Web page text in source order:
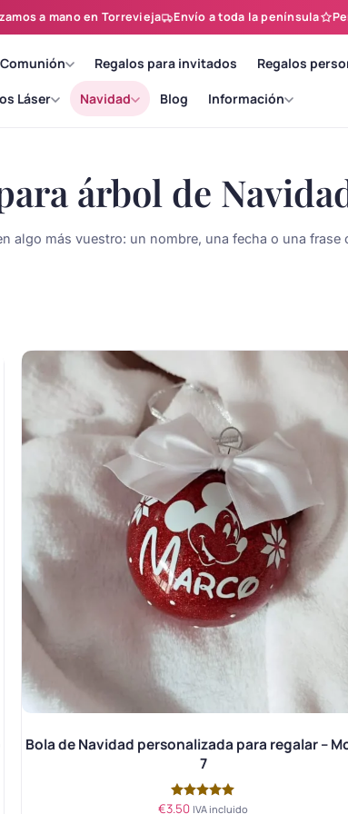
a mano en Torrevieja Envío a toda la península
Regalos para invitados Regalos
Láser Navidad Blog Información
árbol de
algo más vuestro: un nombre, una fecha o una frase
Bola de Navidad personalizada para regalar –
7
Valorado
€3.50 IVA incluido